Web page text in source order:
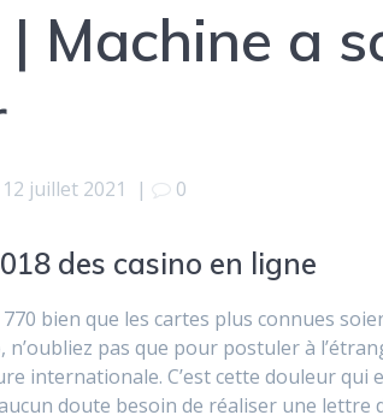
| Machine a
12 juillet 2021 | 0
des casino en ligne
770 bien que les cartes plus connues
n’oubliez pas que pour postuler à
internationale. C’est cette douleur qui
doute besoin de réaliser une lettre